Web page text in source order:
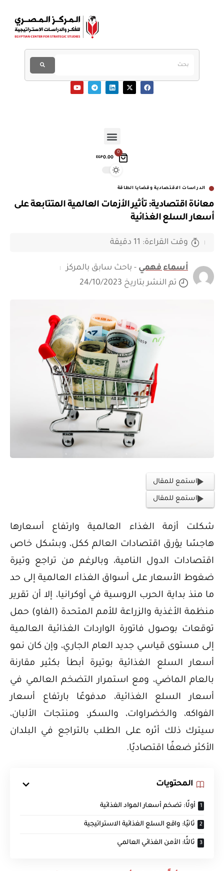
0
EGP0.00
الدراسات الاقتصادية وقضايا الطاقة
معاناة اقتصادية: تأثير الأزمات العالمية المتتابعة على
أسعار السلع الغذائية
أسماء فهمي- باحث سابق بالمركز
تم النشر بتاريخ 24/10/2023
وقت القراءة: 11 دقيقة
استمع للمقال
استمع للمقال
شكلت أزمة الغذاء العالمية وارتفاع أسعارها
هاجسًا يؤرق اقتصادات العالم ككل، وبشكل خاص
اقتصادات الدول النامية، وبالرغم من تراجع وتيرة
ضغوط الأسعار على أسواق الغذاء العالمية إلى حد
ما منذ بداية الحرب الروسية في أوكرانيا، إلا أن تقرير
منظمة الأغذية والزراعة للأمم المتحدة (الفاو) حمل
توقعات بوصول فاتورة الواردات الغذائية العالمية
إلى مستوى قياسي جديد العام الجاري، وإن كان نمو
أسعار السلع الغذائية بوتيرة أبطأ بكثير مقارنة
بالعام الماضي، ومع استمرار التضخم العالمي في
أسعار السلع الغذائية، مدفوعًا بارتفاع أسعار
الفواكه، والخضراوات، والسكر، ومنتجات الألبان،
سيترك ذلك أثره على الطلب بالتراجع في البلدان
الأكثر ضعفًا اقتصاديًا.
المحتويات
أولًا: تضخم أسعار المواد الغذائية
ثانيًا: واقع السلع الغذائية الاستراتيجية
ثالثًا: الأمن الغذائي العالمي